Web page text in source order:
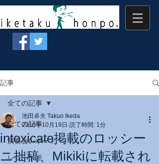
記事
全ての記事
演奏会レポート
レコード評
全ての記事
intoxicate掲載のロッシー
ニ拙稿、Mikikiに転載され
池田卓夫 Takuo Ikeda
2018年10月19日 読了時間: 1分